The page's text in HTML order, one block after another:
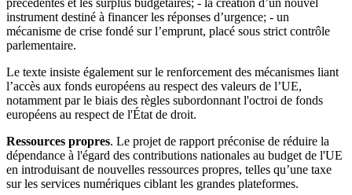
précédentes et les surplus budgétaires; - la création d’un nouvel
instrument destiné à financer les réponses d’urgence; - un
mécanisme de crise fondé sur l’emprunt, placé sous strict contrôle
parlementaire.
Le texte insiste également sur le renforcement des mécanismes liant
l’accès aux fonds européens au respect des valeurs de l’UE,
notamment par le biais des règles subordonnant l'octroi de fonds
européens au respect de l'État de droit.
Ressources propres. Le projet de rapport préconise de réduire la
dépendance à l'égard des contributions nationales au budget de l'UE
en introduisant de nouvelles ressources propres, telles qu’une taxe
sur les services numériques ciblant les grandes plateformes.